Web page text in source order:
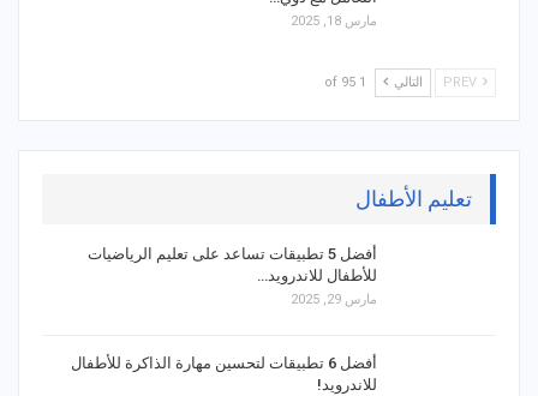
مارس 18, 2025
التالي 1 of 95
تعليم الأطفال
أفضل 5 تطبيقات تساعد على تعليم الرياضيات
للأطفال للاندرويد…
مارس 29, 2025
أفضل 6 تطبيقات لتحسين مهارة الذاكرة للأطفال
للاندرويد!